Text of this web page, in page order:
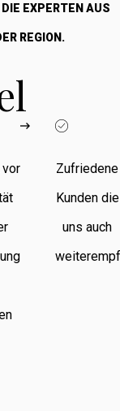
EXPERTEN AUS
REGION.
vor
Zufriedene
Kunden die
uns auch